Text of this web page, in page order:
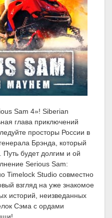
Sam 4»! Siberian
глава приключений
просторы России в
Брэнда, который
будет долгим и ой
Serious Sam:
Timelock Studio совместно
взгляд на уже знакомое
историй, неизведанных
Сэма с ордами